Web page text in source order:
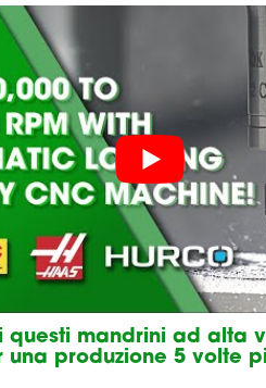
questi mandrini ad alta
una produzione 5 volte